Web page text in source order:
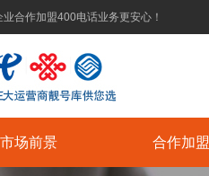
合作加盟400电话业务更安心！
市场前景 合作加盟